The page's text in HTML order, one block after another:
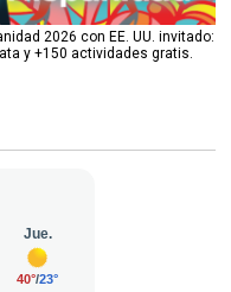
2026 con EE. UU. invitado:
y +150 actividades gratis.